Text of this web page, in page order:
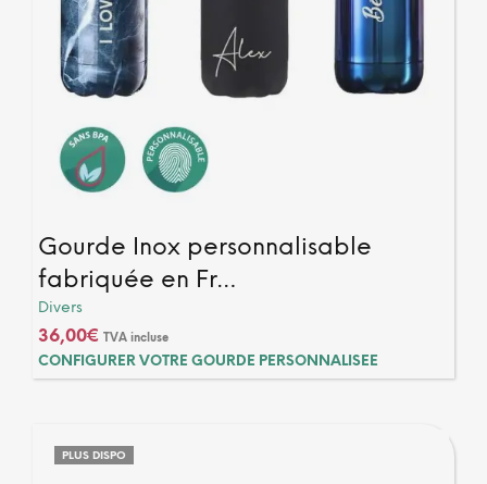
Gourde Inox personnalisable
fabriquée en Fr…
Divers
36,00€ TVA incluse
CONFIGURER VOTRE GOURDE PERSONNALISEE
PLUS DISPO